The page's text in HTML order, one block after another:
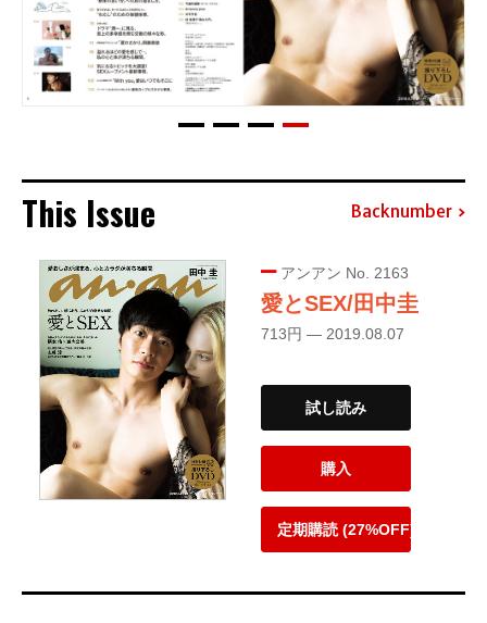
This Issue Backnumber
アンアン No. 2163
愛とSEX/田中圭
713円 — 2019.08.07
試し読み
購入
定期購読 (27%OFF)